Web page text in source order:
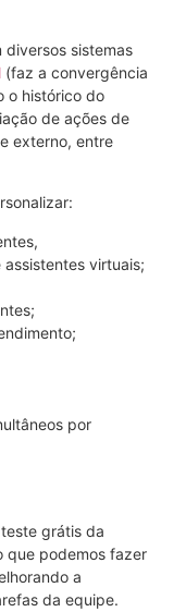
diversos sistemas
(faz a convergência
o histórico do
de ações de
externo, entre
virtuais;
por
grátis da
que podemos fazer
a
da equipe.